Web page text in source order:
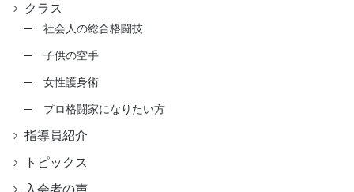
クラス
社会人の総合格闘技
子供の空手
女性護身術
プロ格闘家になりたい方
指導員紹介
トピックス
入会者の声